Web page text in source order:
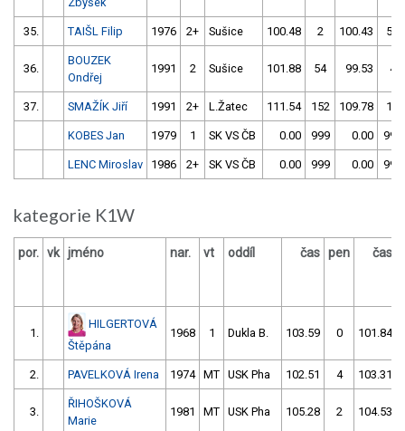
35. TAIŠL Filip 1976 2+ Sušice 100.48 2 100.43 52
36.
BOUZEK
Ondřej
1991 2 Sušice 101.88 54 99.53 4
37. SMAŽÍK Jiří 1991 2+ L.Žatec 111.54 152 109.78 10
KOBES Jan 1979 1 SK VS ČB 0.00 999 0.00 999
LENC Miroslav 1986 2+ SK VS ČB 0.00 999 0.00 999
kategorie K1W
por. vk jméno nar. vt oddíl čas pen čas
1.
HILGERTOVÁ
Štěpána
1968 1 Dukla B. 103.59 0 101.84
2. PAVELKOVÁ Irena 1974 MT USK Pha 102.51 4 103.31
3.
ŘIHOŠKOVÁ
Marie
1981 MT USK Pha 105.28 2 104.53